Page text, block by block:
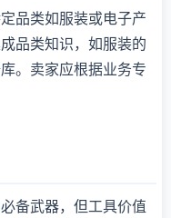
品类如服装或电子产
品类知识，如服装的
。卖家应根据业务专
备武器，但工具价值